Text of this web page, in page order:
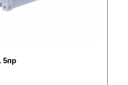
5пр